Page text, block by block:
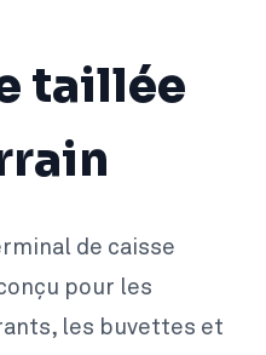
taillée
de caisse
pour les
les buvettes et